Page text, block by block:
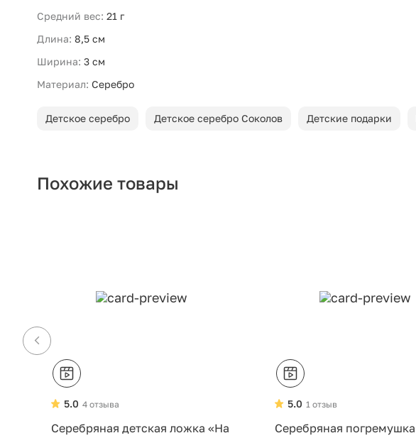
Средний вес: 21 г
Длина: 8,5 см
Ширина: 3 см
Материал: Серебро
Детское серебро Детское серебро Соколов Детские подарки
Похожие товары
4 отзыва
5.0
Серебряная детская ложка «На
1 отзыв
5.0
Серебряная погремушка